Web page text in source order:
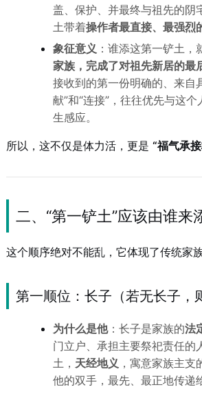
盖、保护、并最终与祖先的阴
土带着操作者最直接、最强烈
象征意义 ：谁添这第一铲土，
家族，完成了对祖先新居的最
接收到的第一份明确的、来自
献”和“连接”，往往优先与这
生感应。
所以，这不仅是体力活，更是 “福气承
二、“第一铲土”应该由谁来
这个顺序绝对不能乱，它体现了传统家
第一顺位：长子（若无长子，
为什么是他：长子是家族的法
门立户、承担主要祭祀责任的
土， 天经地义 ，寓意家族主
他的双手，最先、最正地传递